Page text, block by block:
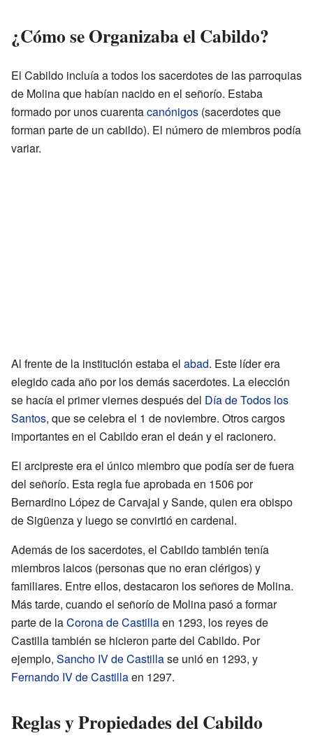
¿Cómo se Organizaba el Cabildo?
El Cabildo incluía a todos los sacerdotes de las parroquias
de Molina que habían nacido en el señorío. Estaba
formado por unos cuarentacanónigos (sacerdotes que
forman parte de un cabildo). El número de miembros podía
variar.
Al frente de la institución estaba el abad. Este líder era
elegido cada año por los demás sacerdotes. La elección
se hacía el primer viernes después del Día de Todos los
Santos, que se celebra el 1 de noviembre. Otros cargos
importantes en el Cabildo eran el deán y el racionero.
El arcipreste era el único miembro que podía ser de fuera
del señorío. Esta regla fue aprobada en 1506 por
Bernardino López de Carvajal y Sande, quien era obispo
de Sigüenza y luego se convirtió en cardenal.
Además de los sacerdotes, el Cabildo también tenía
miembros laicos (personas que no eran clérigos) y
familiares. Entre ellos, destacaron los señores de Molina.
Más tarde, cuando el señorío de Molina pasó a formar
parte de laCorona de Castillaen 1293, los reyes de
Castilla también se hicieron parte del Cabildo. Por
ejemplo, Sancho IV de Castillase unió en 1293, y
Fernando IV de Castillaen 1297.
Reglas y Propiedades del Cabildo